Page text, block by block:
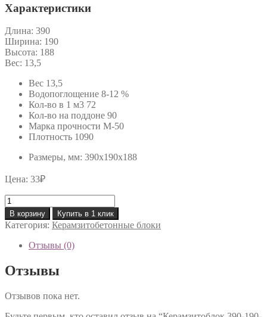
Характеристики
Длина: 390
Ширина: 190
Высота: 188
Вес: 13,5
Вес 13,5
Водопоглощение 8-12 %
Кол-во в 1 м3 72
Кол-во на поддоне 90
Марка прочности М-50
Плотность 1090
Размеры, мм: 390х190х188
Цена: 33₽
Количество
товара
Керамзитоблок
390-
190-
М50
В корзину Купить в 1 клик
Категория: Керамзитобетонные блоки
Отзывы (0)
Отзывы
Отзывов пока нет.